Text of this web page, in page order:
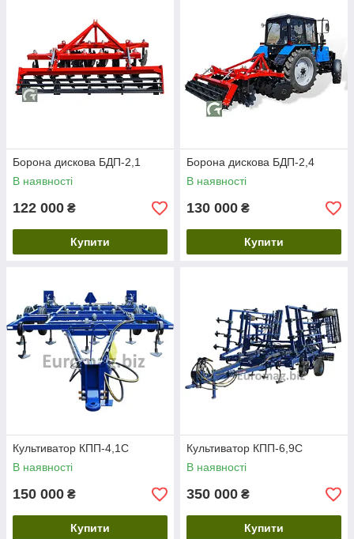
Борона дискова БДП-2,1
В наявності
122 000 ₴
Купити
Борона дискова БДП-2,4
В наявності
130 000 ₴
Купити
Культиватор КПП-4,1С
В наявності
150 000 ₴
Купити
Культиватор КПП-6,9С
В наявності
350 000 ₴
Купити